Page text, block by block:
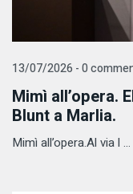
13/07/2026 - 0
Mimì all’opera.
Blunt a Marlia.
Mimì all’opera.Al via l ...